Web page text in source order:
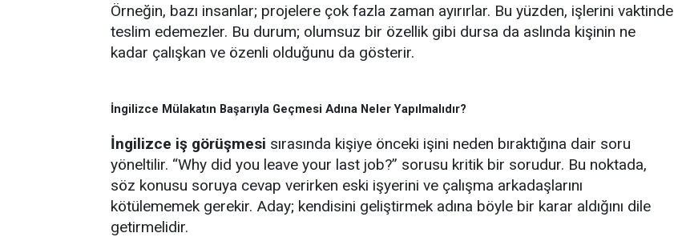
Örneğin, bazı insanlar; projelere çok fazla zaman ayırırlar. Bu yüzden, işlerini vaktinde
teslim edemezler. Bu durum; olumsuz bir özellik gibi dursa da aslında kişinin ne
kadar çalışkan ve özenli olduğunu da gösterir.
İngilizce Mülakatın Başarıyla Geçmesi Adına Neler Yapılmalıdır?
İngilizce iş görüşmesi sırasında kişiye önceki işini neden bıraktığına dair soru
yöneltilir. “Why did you leave your last job?” sorusu kritik bir sorudur. Bu noktada,
söz konusu soruya cevap verirken eski işyerini ve çalışma arkadaşlarını
kötülememek gerekir. Aday; kendisini geliştirmek adına böyle bir karar aldığını dile
getirmelidir.